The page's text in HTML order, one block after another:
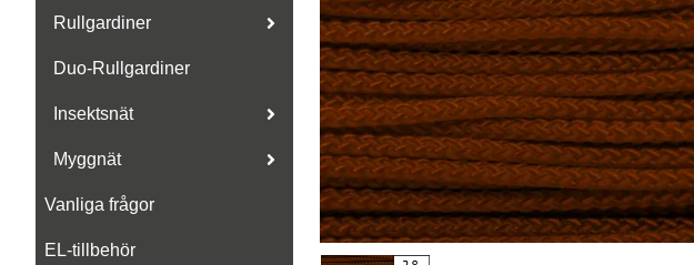
Rullgardiner
Duo-Rullgardiner
Insektsnät
Myggnät
Vanliga frågor
EL-tillbehör